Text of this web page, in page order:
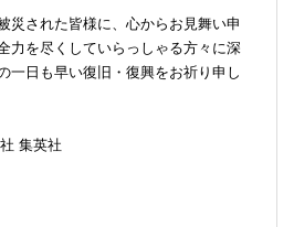
災された皆様に、心からお見舞い申
力を尽くしていらっしゃる方々に深
一日も早い復旧・復興をお祈り申し
集英社